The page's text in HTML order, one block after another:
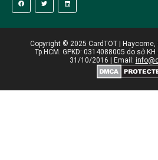
Copyright © 2025 CardTOT | Haycome,
Tp.HCM. GPKD: 0314088005 do sở
31/10/2016 | Email: